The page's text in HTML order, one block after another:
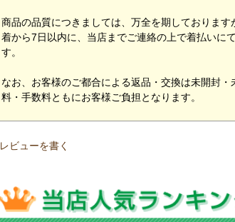
商品の品質につきましては、万全を期しておりま
着から7日以内に、当店までご連絡の上で着払いに
す。
なお、お客様のご都合による返品・交換は未開封
料・手数料ともにお客様ご負担となります。
レビューを書く